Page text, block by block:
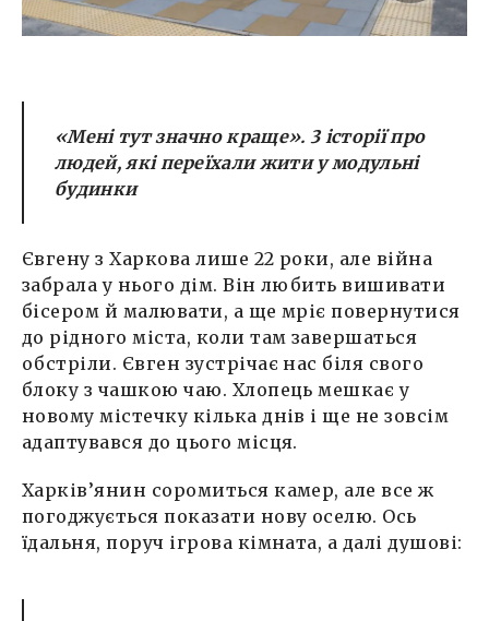
«Мені тут значно краще». 3 історії про
людей, які переїхали жити у модульні
будинки
Євгену з Харкова лише 22 роки, але війна
забрала у нього дім. Він любить вишивати
бісером й малювати, а ще мріє повернутися
до рідного міста, коли там завершаться
обстріли. Євген зустрічає нас біля свого
блоку з чашкою чаю. Хлопець мешкає у
новому містечку кілька днів і ще не зовсім
адаптувався до цього місця.
Харків’янин соромиться камер, але все ж
погоджується показати нову оселю. Ось
їдальня, поруч ігрова кімната, а далі душові: